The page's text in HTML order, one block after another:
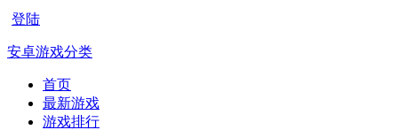
登陆
安卓游戏分类
首页
最新游戏
游戏排行